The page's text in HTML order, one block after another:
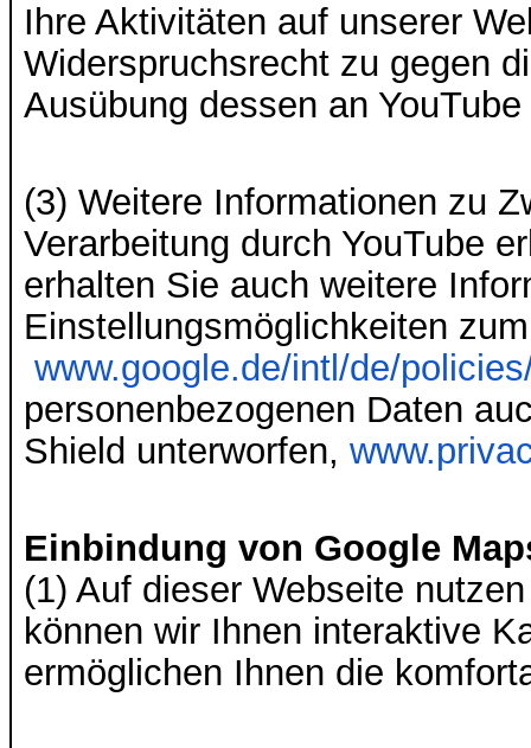
Ihre Aktivitäten auf unserer
Widerspruchsrecht zu gegen
Ausübung dessen an
(3) Weitere Informationen zu
Verarbeitung durch YouTube
erhalten Sie auch weitere
Einstellungsmöglichkeiten
www.google.de/intl/de/
personenbezogenen Daten
Shield unterworfen,
Einbindung von Google
(1) Auf dieser Webseite
können wir Ihnen interaktive
ermöglichen Ihnen die